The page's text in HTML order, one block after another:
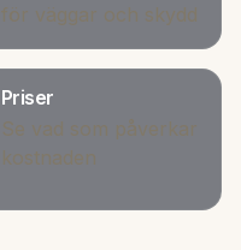
för väggar och skydd
Priser
Se vad som påverkar
kostnaden